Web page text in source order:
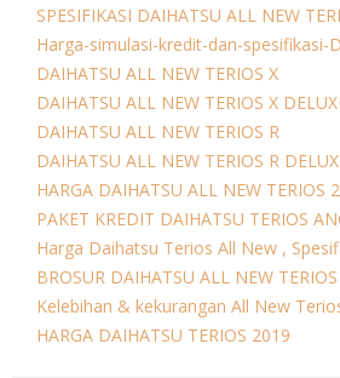
SPESIFIKASI DAIHATSU ALL NEW
Harga-simulasi-kredit-dan-spesifikasi-
DAIHATSU ALL NEW TERIOS X
DAIHATSU ALL NEW TERIOS X
DAIHATSU ALL NEW TERIOS R
DAIHATSU ALL NEW TERIOS R
HARGA DAIHATSU ALL NEW TERIOS
PAKET KREDIT DAIHATSU TERIOS
Harga Daihatsu Terios All New ,
BROSUR DAIHATSU ALL NEW TERIOS
Kelebihan & kekurangan All New
HARGA DAIHATSU TERIOS 2019